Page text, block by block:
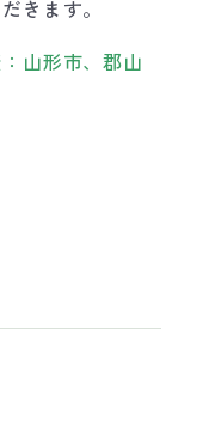
きます。
山形市、郡山